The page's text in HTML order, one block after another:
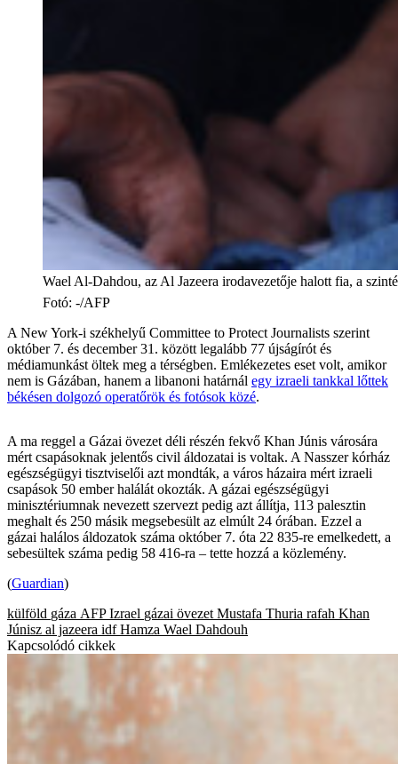
Wael Al-Dahdou, az Al Jazeera irodavezetője halott fia, a
Fotó: -/AFP
A New York-i székhelyű Committee to Protect Journalists szerint
október 7. és december 31. között legalább 77 újságírót és
médiamunkást öltek meg a térségben. Emlékezetes eset volt, amikor
nem is Gázában, hanem a libanoni határnál egy izraeli tankkal lőttek
békésen dolgozó operatőrök és fotósok közé.
A ma reggel a Gázai övezet déli részén fekvő Khan Júnis városára
mért csapásoknak jelentős civil áldozatai is voltak. A Nasszer kórház
egészségügyi tisztviselői azt mondták, a város házaira mért izraeli
csapások 50 ember halálát okozták. A gázai egészségügyi
minisztériumnak nevezett szervezt pedig azt állítja, 113 palesztin
meghalt és 250 másik megsebesült az elmúlt 24 órában. Ezzel a
gázai halálos áldozatok száma október 7. óta 22 835-re emelkedett, a
sebesültek száma pedig 58 416-ra – tette hozzá a közlemény.
(Guardian)
külföld gáza AFP Izrael gázai övezet Mustafa Thuria rafah Khan
Júnisz al jazeera idf Hamza Wael Dahdouh
Kapcsolódó cikkek